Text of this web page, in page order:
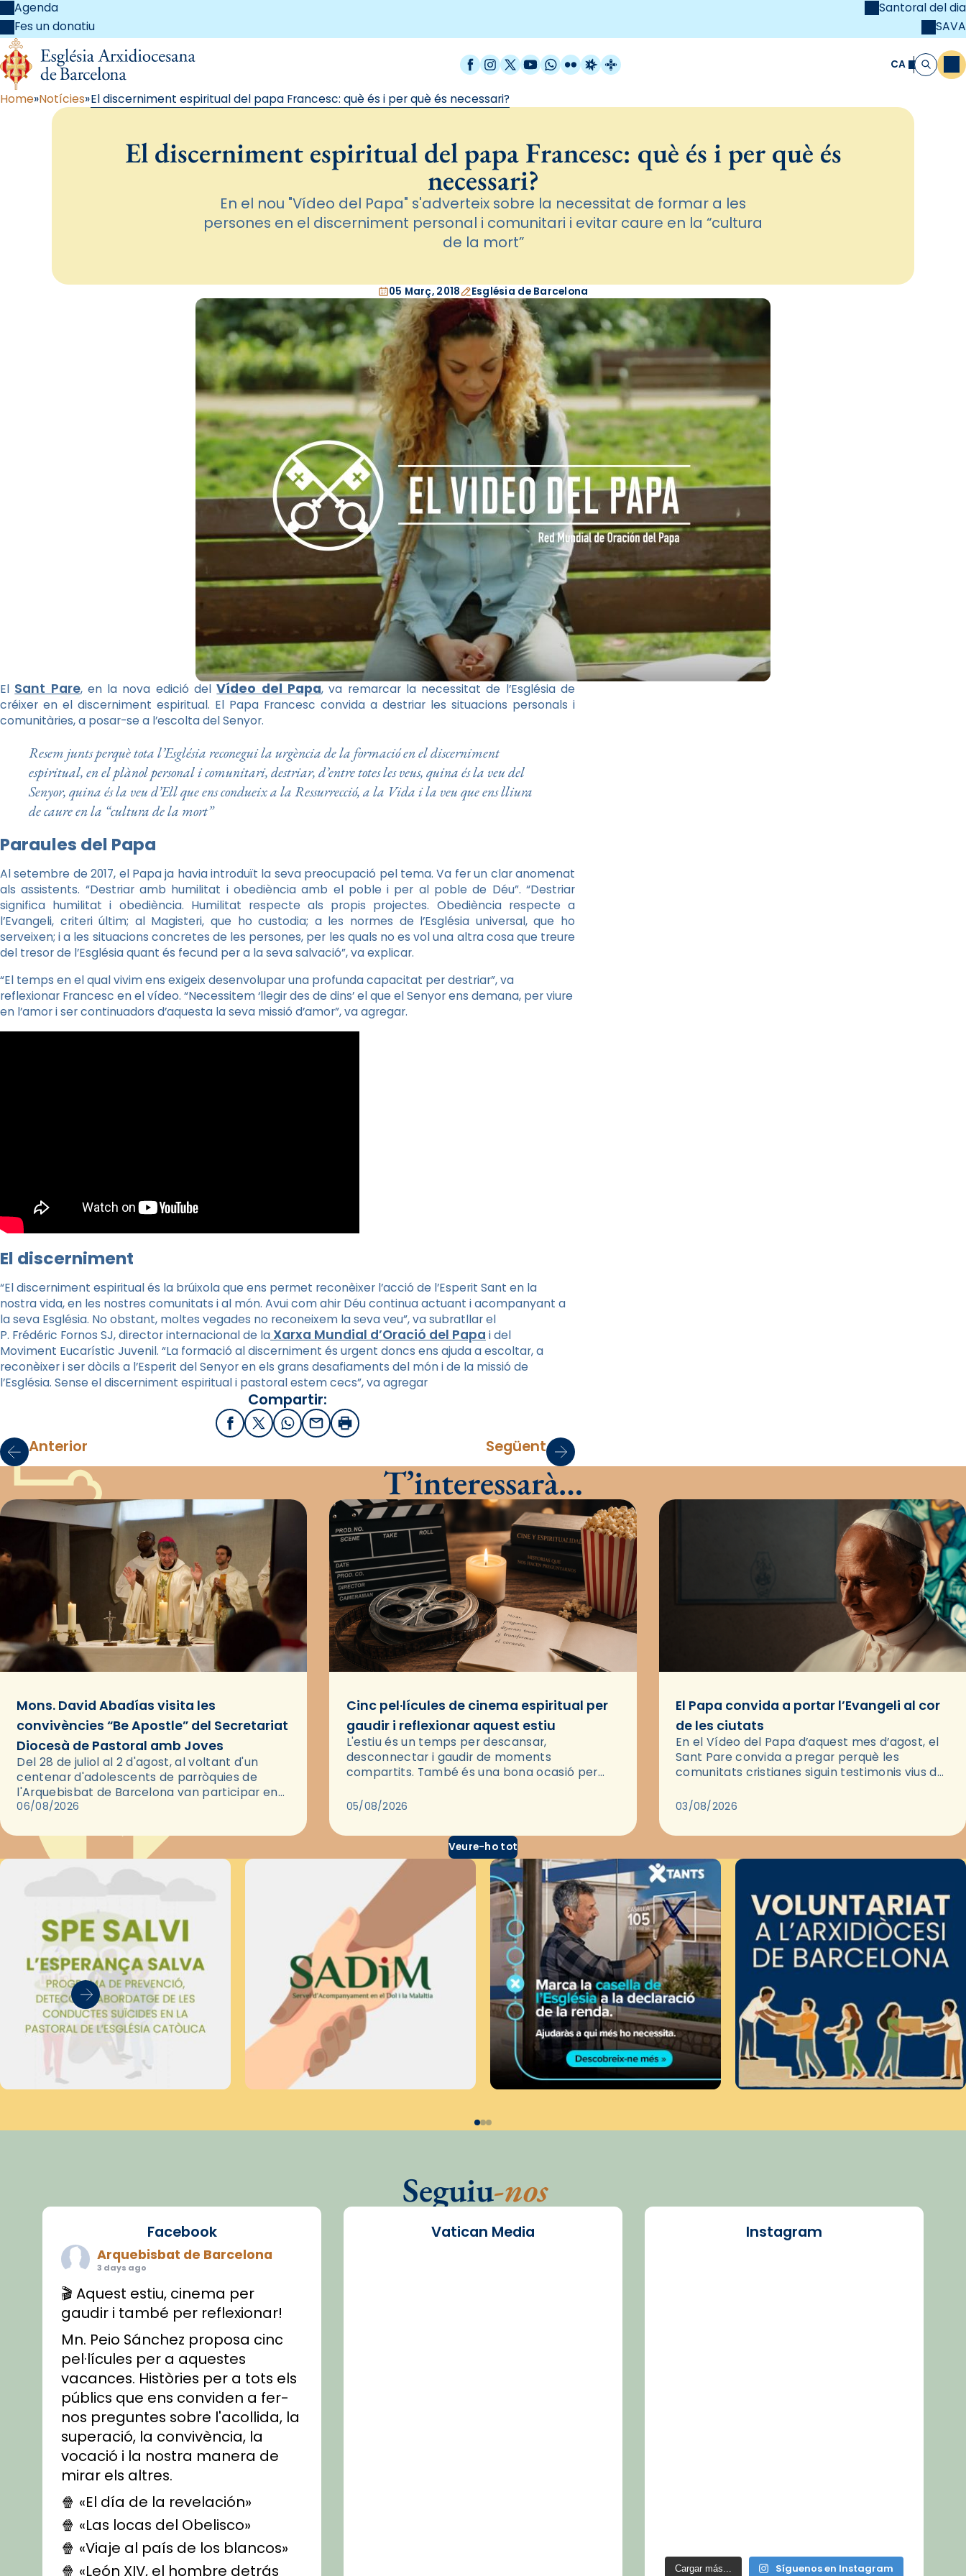
Agenda
Fes un donatiu
Santoral del dia
SAVA
Facebook
Instagram
X / Twitter
YouTube
WhatsApp
FlickrRadio Estel
Catalunya Cristiana CA Cerca
Home Notícies El discerniment espiritual del papa Francesc: què és i per què és necessari?
El discerniment espiritual del papa Francesc: què és i per què és
necessari?
En el nou "Vídeo del Papa" s'adverteix sobre la necessitat de formar a les
persones en el discerniment personal i comunitari i evitar caure en la “cultura
de la mort”
05 Març, 2018 Església de Barcelona
El Sant Pare, en la nova edició delVídeo del Papa, va remarcar la necessitat de l’Església de
créixer en el discerniment espiritual. El Papa Francesc convida a destriar les situacions personals i
comunitàries, a posar-se a l’escolta del Senyor.
Resem junts perquè tota l’Església reconegui la urgència de la formació en el discerniment
espiritual, en el plànol personal i comunitari, destriar, d’entre totes les veus, quina és la veu del
Senyor, quina és la veu d’Ell que ens condueix a la Ressurrecció, a la Vida i la veu que ens lliura
de caure en la “cultura de la mort”
Paraules del Papa
Al setembre de 2017, el Papa ja havia introduït la seva preocupació pel tema. Va fer un clar anomenat
als assistents. “Destriar amb humilitat i obediència amb el poble i per al poble de Déu”. “Destriar
significa humilitat i obediència. Humilitat respecte als propis projectes. Obediència respecte a
l’Evangeli, criteri últim; al Magisteri, que ho custodia; a les normes de l’Església universal, que ho
serveixen; i a les situacions concretes de les persones, per les quals no es vol una altra cosa que treure
del tresor de l’Església quant és fecund per a la seva salvació”, va explicar.
“El temps en el qual vivim ens exigeix desenvolupar una profunda capacitat per destriar”, va
reflexionar Francesc en el vídeo. “Necessitem ‘llegir des de dins’ el que el Senyor ens demana, per viure
en l’amor i ser continuadors d’aquesta la seva missió d’amor”, va agregar.
El discerniment
“El discerniment espiritual és la brúixola que ens permet reconèixer l’acció de l’Esperit Sant en la
nostra vida, en les nostres comunitats i al món. Avui com ahir Déu continua actuant i acompanyant a
la seva Església. No obstant, moltes vegades no reconeixem la seva veu”, va subratllar el
P. Frédéric Fornos SJ, director internacional de la Xarxa Mundial d’Oració del Papa i del
Moviment Eucarístic Juvenil. “La formació al discerniment és urgent doncs ens ajuda a escoltar, a
reconèixer i ser dòcils a l’Esperit del Senyor en els grans desafiaments del món i de la missió de
l’Església. Sense el discerniment espiritual i pastoral estem cecs”, va agregar
Compartir:
FacebookX / Twitter
WhatsApp
EmailImprimir
Anterior Següent
T’interessarà…
Mons. David Abadías visita les
convivències “Be Apostle” del Secretariat
Diocesà de Pastoral amb Joves
Del 28 de juliol al 2 d'agost, al voltant d'un
centenar d'adolescents de parròquies de
l'Arquebisbat de Barcelona van participar en
les convivències Be Apostle, organitzades pel
06/08/2026
Cinc pel·lícules de cinema espiritual per
gaudir i reflexionar aquest estiu
L'estiu és un temps per descansar,
desconnectar i gaudir de moments
compartits. També és una bona ocasió per
través del cinema, reflexionar sobre les…
05/08/2026
El Papa convida a portar l’Evangeli al cor
de les ciutats
En el Vídeo del Papa d’aquest mes d’agost, el
Sant Pare convida a pregar perquè les
comunitats cristianes siguin testimonis vius de
pregària, el…
03/08/2026
Veure-ho tot
Seguiu-nos
Facebook
Arquebisbat de Barcelona
3 days ago
🎬 Aquest estiu, cinema per
gaudir i també per reflexionar!
Mn. Peio Sánchez proposa cinc
pel·lícules per a aquestes
vacances. Històries per a tots els
públics que ens conviden a fer-
nos preguntes sobre l'acollida, la
superació, la convivència, la
vocació i la nostra manera de
mirar els altres.
🍿 «El día de la revelación»
🍿 «Las locas del Obelisco»
🍿 «Viaje al país de los blancos»
🍿 «León XIV, el hombre detrás
Vatican Media Instagram
Cargar más... Síguenos en Instagram